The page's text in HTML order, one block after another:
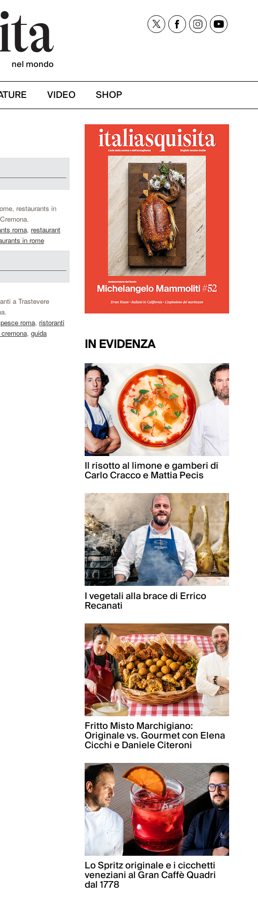
nel mondo
VIDEO SHOP
restaurants in
roma, restaurant
in rome
a Trastevere
roma, ristoranti
, guida
IN EVIDENZA
Il risotto al limone e gamberi di
Carlo Cracco e Mattia Pecis
I vegetali alla brace di Errico
Recanati
Fritto Misto Marchigiano:
Originale vs. Gourmet con Elena
Cicchi e Daniele Citeroni
Lo Spritz originale e i cicchetti
veneziani al Gran Caffè Quadri
dal 1778